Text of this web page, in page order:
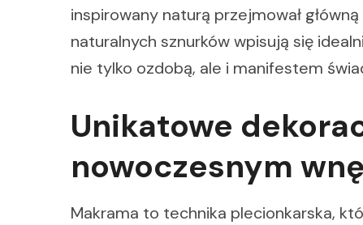
inspirowany naturą przejmował
naturalnych sznurków wpisują się
nie tylko ozdobą, ale i manifestem
Unikatowe
nowoczesnym
Makrama to technika plecionkarska,